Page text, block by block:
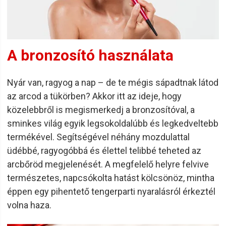
mint 75 országban
A közel 80 éves múltra visszatekintőEurostil
az igényt hivatott kielégíteni. A spanyol Oriol cégcsoport a
szépségápolás és a kozmetika mellett a fodrászat
professzionális szegmensében is piacvezetőnek számít
nél is több országba exportál, és folyamatos innovációkkal
ér el előrelépést a kutatásban, tervezésben és
gyártástechnológiában is.
A fejlesztéseknek köszönhetően időről időre képes
megújulni az Eurostil kínálata, miközben a fodrász szakma
szinte teljes eszközigényét lefedi. A szintetikus hajjal
ellátott babafejek mellett a manuális hajvágó eszközök
segítik a tanoncok tapasztalatszerzését. Előbbit akár
tartóval együtt is megvásárolhatjuk, így komfortosan, külön
előkészület nélkül kezdhetünk bele a vágásba.
Professzionális fodrászbútorok és kényelmi
A bronzosító használata
Nyár van, ragyog a nap – de te mégis sápadtnak látod
az arcod a tükörben? Akkor itt az ideje, hogy
közelebbről is megismerkedj a bronzosítóval, a
sminkes világ egyik legsokoldalúbb és legkedveltebb
termékével. Segítségével néhány mozdulattal
üdébbé, ragyogóbbá és élettel telibbé teheted az
arcbőröd megjelenését. A megfelelő helyre felvive
természetes, napcsókolta hatást kölcsönöz, mintha
éppen egy pihentető tengerparti nyaralásról érkeztél
volna haza.